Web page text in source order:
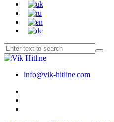
info@vik-hitline.com